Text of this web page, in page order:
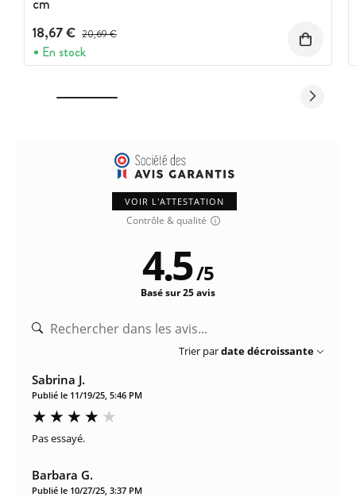
18,67 € Prix avant réduction :
20,69 €
En stock
VOIR L'ATTESTATION
Contrôle & qualité
4.5/5
Basé sur 25 avis
Trier pardate décroissante
Sabrina J.
Publié le 11/19/25, 5:46 PM
Pas essayé.
Barbara G.
Publié le 10/27/25, 3:37 PM